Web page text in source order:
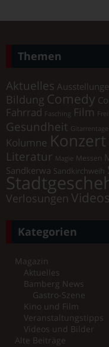
Themen
Aktuelles
Bildung Comedy
Fahrrad Fasching Film
Gesundheit Gitarrentage
Kolumne Konzert
Literatur Magie Messen
Sandkerwa Sandkirchweih
Verlosungen Videos
Kategorien
Magazin
Aktuelles
Bamberg News
Gastro-Szene
Kino und Film
Veranstaltungstipps
Videos und Bilder
Alte Beiträge